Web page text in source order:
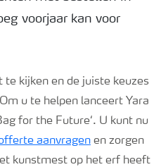
voorjaar kan voor
kijken en de juiste keuzes
u te helpen lanceert Yara
for the Future‘. U kunt nu
aanvragen en zorgen
kunstmest op het erf heeft